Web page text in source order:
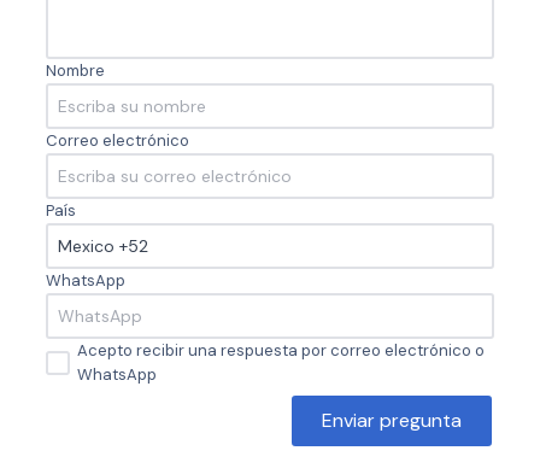
Nombre
Correo electrónico
País
WhatsApp
Acepto recibir una respuesta por correo electrónico o
WhatsApp
Enviar pregunta